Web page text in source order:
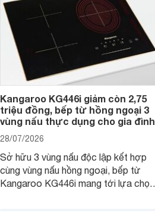
nhiều người tiêu dùng.
Kangaroo KG446i giảm còn 2,75
triệu đồng, bếp từ hồng ngoại 3
vùng nấu thực dụng cho gia đình
28/07/2026
Sở hữu 3 vùng nấu độc lập kết hợp
cùng vùng nấu hồng ngoại, bếp từ
Kangaroo KG446i mang tới lựa chọn